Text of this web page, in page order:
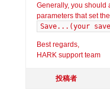
Generally, you should
parameters that set
Save...(your
Best regards,
HARK support team
投稿者